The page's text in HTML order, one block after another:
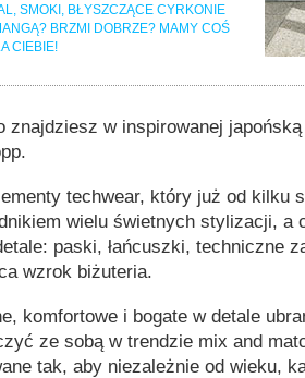
SMOKI, BŁYSZCZĄCE CYRKONIE
BRZMI DOBRZE? MAMY COŚ
CIEBIE!
znajdziesz w inspirowanej
techwear, który już od kilku
wielu świetnych stylizacji, a
paski, łańcuszki, techniczne
wzrok biżuteria.
komfortowe i bogate w detale
ze sobą w trendzie mix and
tak, aby niezależnie od wieku,